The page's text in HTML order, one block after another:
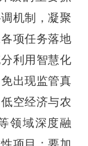
机制，凝聚
项任务落地
利用智慧化
出现监管真
空经济与农
领域深度融